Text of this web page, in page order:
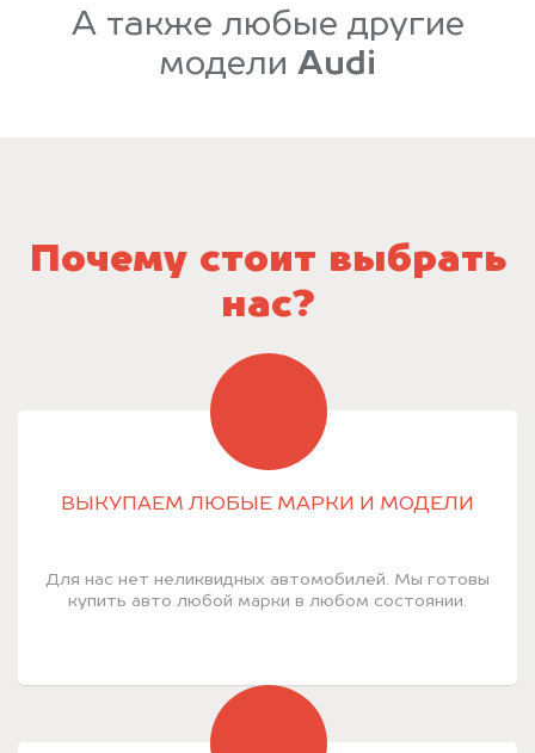
А также любые другие
модели Audi
Почему стоит выбрать
нас?
ВЫКУПАЕМ ЛЮБЫЕ МАРКИ И МОДЕЛИ
Для нас нет неликвидных автомобилей. Мы готовы
купить авто любой марки в любом состоянии.